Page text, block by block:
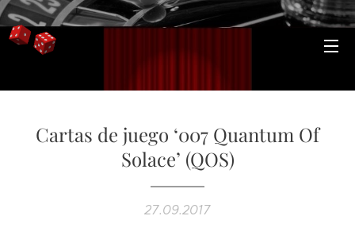
Cartas de juego ‘007 Quantum Of
Solace’ (QOS)
27.09.2017